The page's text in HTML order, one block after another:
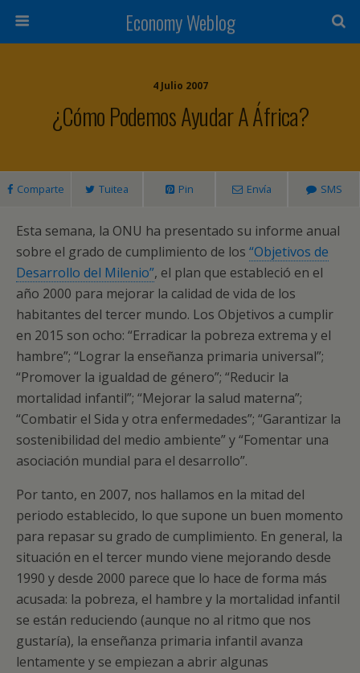
Economy Weblog
4 Julio 2007
¿Cómo Podemos Ayudar A África?
Comparte Tuitea Pin Envía SMS
Esta semana, la ONU ha presentado su informe anual
sobre el grado de cumplimiento de los “Objetivos de
Desarrollo del Milenio”, el plan que estableció en el
año 2000 para mejorar la calidad de vida de los
habitantes del tercer mundo. Los Objetivos a cumplir
en 2015 son ocho: “Erradicar la pobreza extrema y el
hambre”; “Lograr la enseñanza primaria universal”;
“Promover la igualdad de género”; “Reducir la
mortalidad infantil”; “Mejorar la salud materna”;
“Combatir el Sida y otra enfermedades”; “Garantizar la
sostenibilidad del medio ambiente” y “Fomentar una
asociación mundial para el desarrollo”.
Por tanto, en 2007, nos hallamos en la mitad del
periodo establecido, lo que supone un buen momento
para repasar su grado de cumplimiento. En general, la
situación en el tercer mundo viene mejorando desde
1990 y desde 2000 parece que lo hace de forma más
acusada: la pobreza, el hambre y la mortalidad infantil
se están reduciendo (aunque no al ritmo que nos
gustaría), la enseñanza primaria infantil avanza
lentamente y se empiezan a abrir algunas